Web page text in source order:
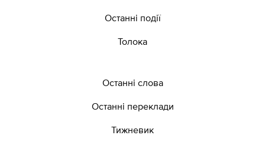
Останні події
Толока
Останні слова
Останні переклади
Тижневик